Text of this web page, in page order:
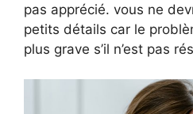
pas apprécié. vous ne
petits détails car le
plus grave s’il n’est pas